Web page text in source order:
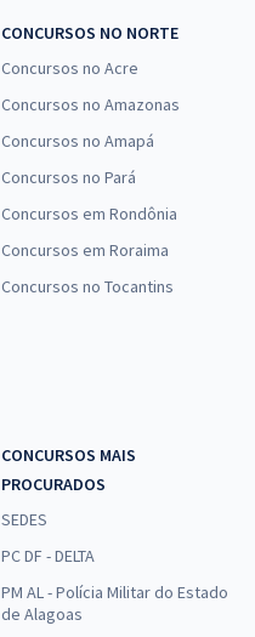
CONCURSOS NO NORTE
Concursos no Acre
Concursos no Amazonas
Concursos no Amapá
Concursos no Pará
Concursos em Rondônia
Concursos em Roraima
Concursos no Tocantins
CONCURSOS MAIS
PROCURADOS
SEDES
PC DF - DELTA
PM AL - Polícia Militar do Estado
de Alagoas